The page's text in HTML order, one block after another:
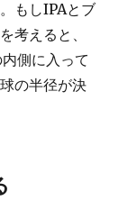
もしIPAとブ
考えると、
側に入って
の半径が決